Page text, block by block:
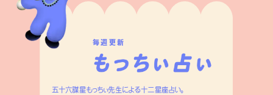
毎週更新
五十六謀星もっちぃ先生による十二星座占い。